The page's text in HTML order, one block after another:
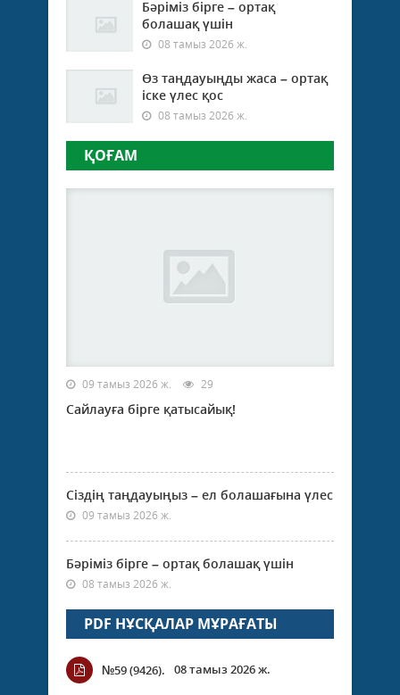
Бәріміз бірге – ортақ
болашақ үшін
08 тамыз 2026 ж.
Өз таңдауыңды жаса – ортақ
іске үлес қос
08 тамыз 2026 ж.
ҚОҒАМ
09 тамыз 2026 ж. 29
Сайлауға бірге қатысайық!
Сіздің таңдауыңыз – ел болашағына үлес
09 тамыз 2026 ж.
Бәріміз бірге – ортақ болашақ үшін
08 тамыз 2026 ж.
PDF НҰСҚАЛАР МҰРАҒАТЫ
№59 (9426). 08 тамыз 2026 ж.